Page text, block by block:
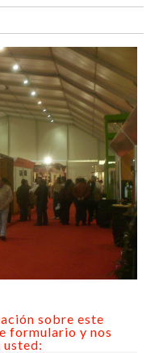
sobre este
formulario y nos